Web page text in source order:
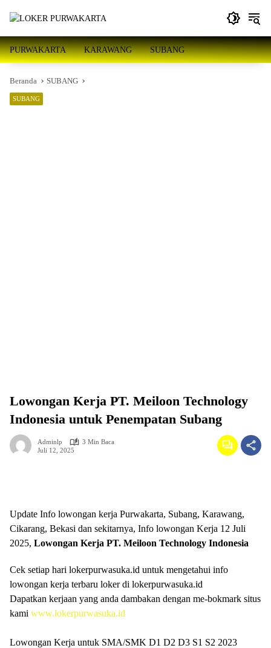
PURWAKARTA KARAWANG SUBANG
Beranda SUBANG
SUBANG
Lowongan Kerja PT. Meiloon Technology
Indonesia untuk Penempatan Subang
Adminlp
3 Min Baca
Juli 12, 2025
Update Info lowongan kerja Purwakarta, Subang, Karawang,
Cikarang, Bekasi dan sekitarnya, Info lowongan Kerja 12 Juli
2025, Lowongan Kerja PT. Meiloon Technology Indonesia
Cek setiap hari lokerpurwasuka.id untuk mengetahui info
lowongan kerja terbaru loker di lokerpurwasuka.id
Dapatkan kerjaan yang anda dambakan dengan me-bokmark situs
kami www.lokerpurwasuka.id
Lowongan Kerja untuk SMA/SMK D1 D2 D3 S1 S2 2023